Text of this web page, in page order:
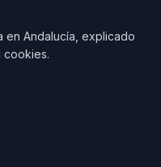
en Andalucía, explicado
cookies.